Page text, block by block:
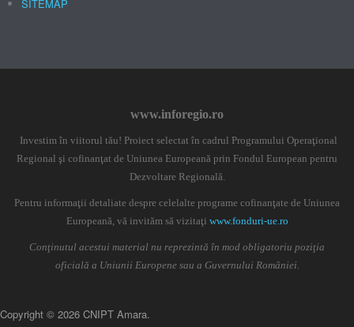
SITEMAP
www.inforegio.ro
Investim în viitorul tău! Proiect selectat în cadrul Programului Operaţional
Regional şi cofinanţat de Uniunea Europeană prin Fondul European pentru
Dezvoltare Regională.
Pentru informaţii detaliate despre celelalte programe cofinanţate de Uniunea
Europeană, vă invităm să vizitaţi www.fonduri-ue.ro
Conţinutul acestui material nu reprezintă în mod obligatoriu poziţia
oficială a Uniunii Europene sau a Guvernului României.
Copyright © 2026 CNIPT Amara.